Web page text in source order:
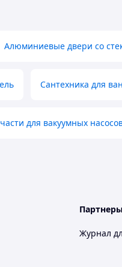
Алюминиевые двери со
Сантехника для
для вакуумных
Партнеры
Журнал